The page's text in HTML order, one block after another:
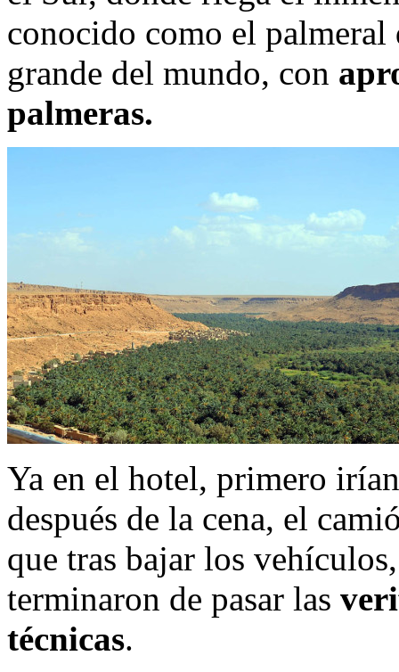
conocido como el
grande del mundo, con
palmeras.
Ya en el hotel, primero
después de la cena, el
que tras bajar los
terminaron de pasar las
técnicas.